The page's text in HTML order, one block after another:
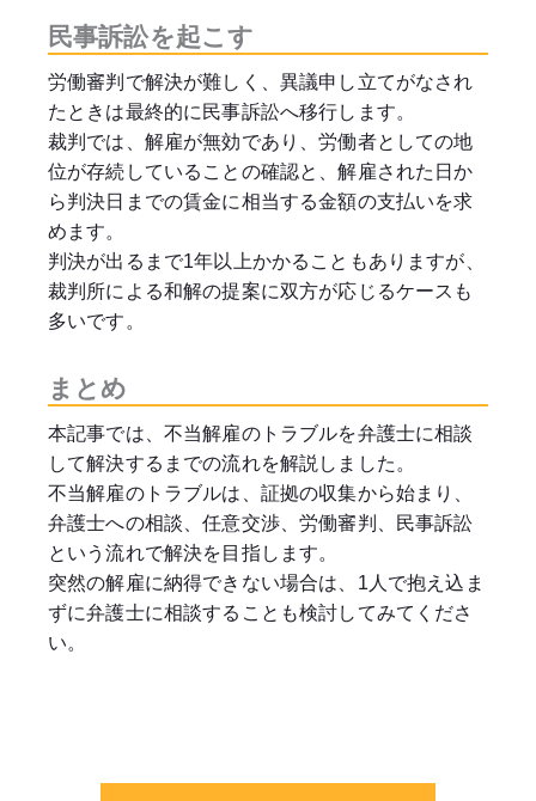
民事訴訟を起こす
労働審判で解決が難しく、異議申し立てがなされ
たときは最終的に民事訴訟へ移行します。
裁判では、解雇が無効であり、労働者としての地
位が存続していることの確認と、解雇された日か
ら判決日までの賃金に相当する金額の支払いを求
めます。
判決が出るまで1年以上かかることもありますが、
裁判所による和解の提案に双方が応じるケースも
多いです。
まとめ
本記事では、不当解雇のトラブルを弁護士に相談
して解決するまでの流れを解説しました。
不当解雇のトラブルは、証拠の収集から始まり、
弁護士への相談、任意交渉、労働審判、民事訴訟
という流れで解決を目指します。
突然の解雇に納得できない場合は、1人で抱え込ま
ずに弁護士に相談することも検討してみてくださ
い。